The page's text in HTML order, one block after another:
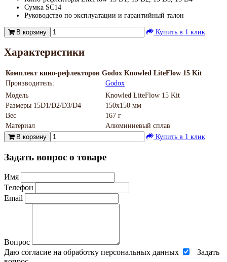
Сумка SC14
Руководство по эксплуатации и гарантийный талон
В корзину Купить в 1 клик
Характеристики
Комплект кино-рефлекторов Godox Knowled LiteFlow 15 Kit
Производитель:
Godox
Модель
Knowled LiteFlow 15 Kit
Размеры 15D1/D2/D3/D4
150х150 мм
Вес
167 г
Материал
Алюминиевый сплав
В корзину
Купить в 1 клик
Задать вопрос о товаре
Имя
Телефон
Email
Вопрос
Даю согласие на обработку персональных данных
Задать